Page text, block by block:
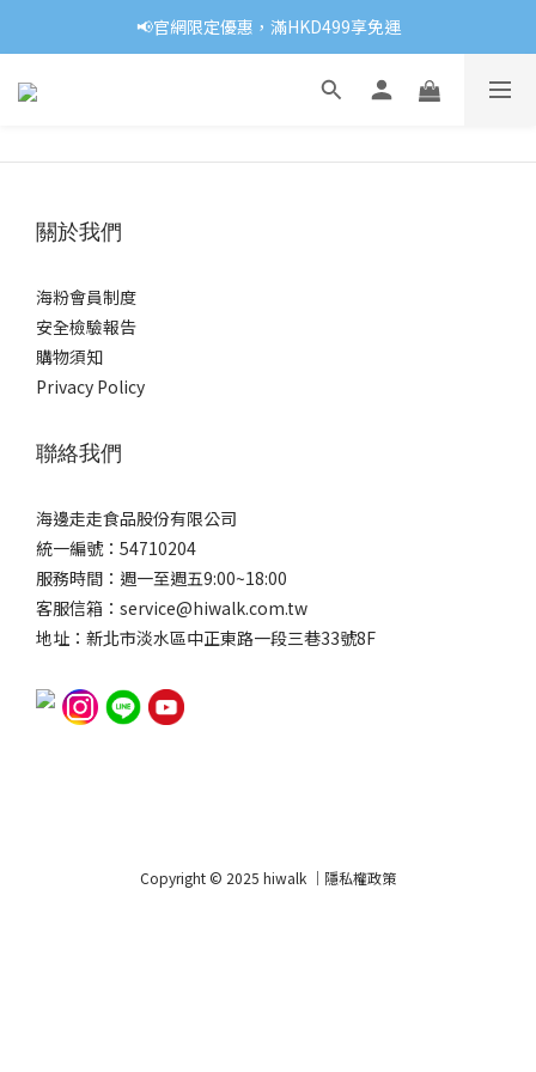
📢官網限定優惠，滿HKD499享免運
關於我們
海粉會員制度
安全檢驗報告
購物須知
Privacy Policy
聯絡我們
海邊走走食品股份有限公司
統一編號：54710204
服務時間：週一至週五9:00~18:00
客服信箱：service@hiwalk.com.tw
地址：新北市淡水區中正東路一段三巷33號8F
Copyright © 2025 hiwalk ｜隱私權政策